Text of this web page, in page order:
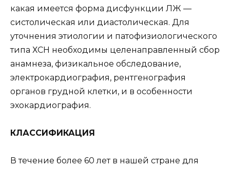
какая имеется форма дисфункции ЛЖ —
систолическая или диастолическая. Для
уточнения этиологии и патофизиологического
типа ХСН необходимы целенаправленный сбор
анамнеза, физикальное обследование,
электрокардиография, рентгенография
органов грудной клетки, и в особенности
эхокардиография.
КЛАССИФИКАЦИЯ
В течение более 60 лет в нашей стране для